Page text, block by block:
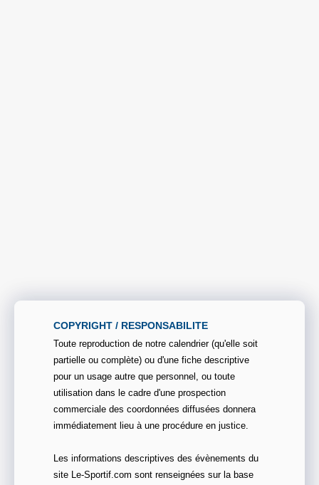
COPYRIGHT / RESPONSABILITE
Toute reproduction de notre calendrier (qu'elle soit
partielle ou complète) ou d'une fiche descriptive
pour un usage autre que personnel, ou toute
utilisation dans le cadre d'une prospection
commerciale des coordonnées diffusées donnera
immédiatement lieu à une procédure en justice.
Les informations descriptives des évènements du
site Le-Sportif.com sont renseignées sur la base